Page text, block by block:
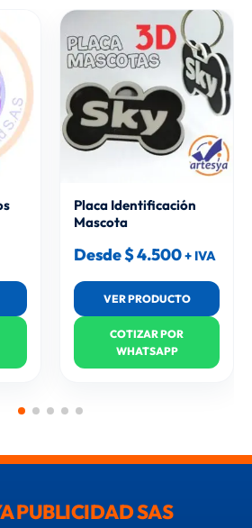
Placa Identificación
Mascota
Desde$4.500+ IVA
VER PRODUCTO
COTIZAR POR
WHATSAPP
PUBLICIDAD SAS